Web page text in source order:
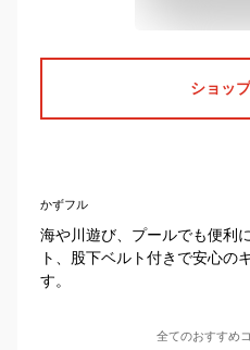
ショッ
かずフル
海や川遊び、プールでも便利
ト、股下ベルト付きで安心の
す。
全てのおすすめ